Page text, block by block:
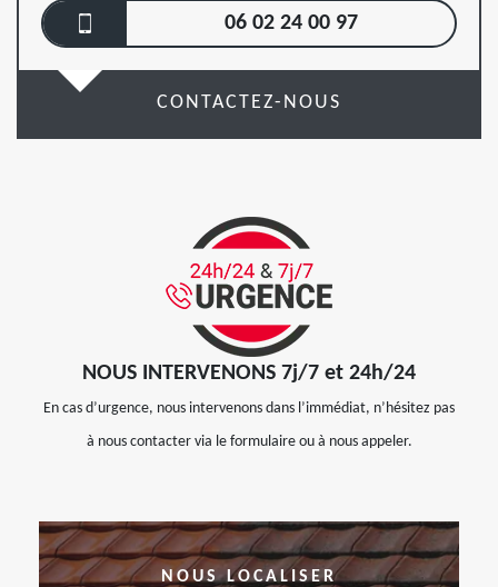
06 02 24 00 97
CONTACTEZ-NOUS
NOUS INTERVENONS 7j/7 et 24h/24
En cas d’urgence, nous intervenons dans l’immédiat, n’hésitez pas
à nous contacter via le formulaire ou à nous appeler.
NOUS LOCALISER